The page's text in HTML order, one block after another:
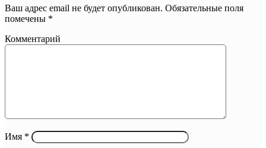
Ваш адрес email не будет опубликован. Обязательные поля
помечены *
Комментарий
Имя *